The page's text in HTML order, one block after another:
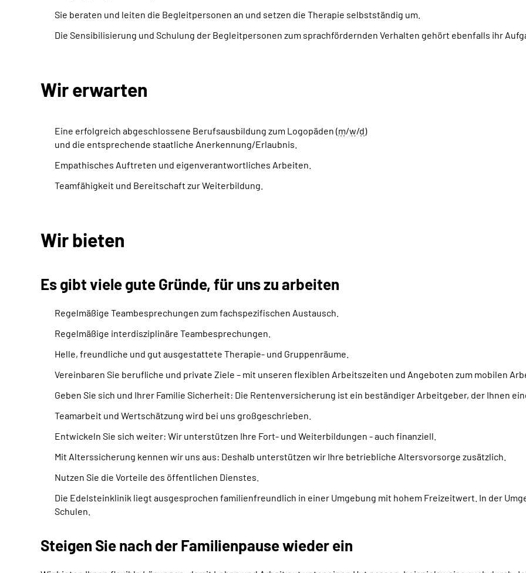
Sie beraten und leiten die Begleitpersonen an und setzen die Therapie selbstständig um.
Die Sensibilisierung und Schulung der Begleitpersonen zum sprachfördernden Verhalten gehört ebenfalls ihr
Wir erwarten
Eine erfolgreich abgeschlossene Berufsausbildung zum Logopäden (m/w/d)
und die entsprechende staatliche Anerkennung/Erlaubnis.
Empathisches Auftreten und eigenverantwortliches Arbeiten.
Teamfähigkeit und Bereitschaft zur Weiterbildung.
Wir bieten
Es gibt viele gute Gründe, für uns zu arbeiten
Regelmäßige Teambesprechungen zum fachspezifischen Austausch.
Regelmäßige interdisziplinäre Teambesprechungen.
Helle, freundliche und gut ausgestattete Therapie- und Gruppenräume.
Vereinbaren Sie berufliche und private Ziele – mit unseren flexiblen Arbeitszeiten und Angeboten zum mobilen
Geben Sie sich und Ihrer Familie Sicherheit: Die Rentenversicherung ist ein beständiger Arbeitgeber, der Ihnen
Teamarbeit und Wertschätzung wird bei uns großgeschrieben.
Entwickeln Sie sich weiter: Wir unterstützen Ihre Fort- und Weiterbildungen - auch finanziell.
Mit Alterssicherung kennen wir uns aus: Deshalb unterstützen wir Ihre betriebliche Altersvorsorge zusätzlich.
Nutzen Sie die Vorteile des öffentlichen Dienstes.
Die Edelsteinklinik liegt ausgesprochen familienfreundlich in einer Umgebung mit hohem Freizeitwert. In der
Schulen.
Steigen Sie nach der Familienpause wieder ein